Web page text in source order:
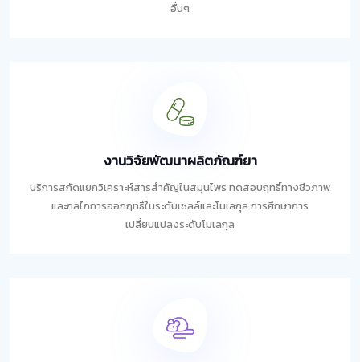
อื่นๆ
งานวิจัยพัฒนาผลิตภัณฑ์ยา
บริการสกัดแยกวิเคราะห์สารสำคัญในสมุนไพร ทดสอบฤทธิ์ทางชีวภาพ
และกลไกการออกฤทธิ์ในระดับเซลล์และโมเลกุล การศึกษาการ
เปลี่ยนแปลงระดับโมเลกุล